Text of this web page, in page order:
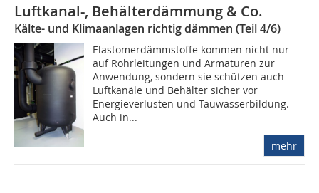
Luftkanal-, Behälterdämmung & Co.
Kälte- und Klimaanlagen richtig dämmen (Teil 4/6)
Elastomerdämmstoffe kommen nicht nur
auf Rohrleitungen und Armaturen zur
Anwendung, sondern sie schützen auch
Luftkanäle und Behälter sicher vor
Energieverlusten und Tauwasserbildung.
Auch in...
mehr